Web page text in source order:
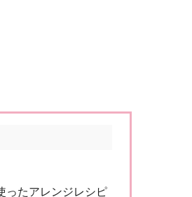
ったアレンジレシピ